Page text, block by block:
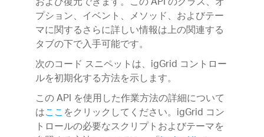
プション、イベント、メソッド、およびテー
マに関するさらに詳しい情報は上の関連する
タブの下で入手可能です。
次のコード スニペットは、igGrid コントロー
ルを初期化する方法を示します。
この API を使用した作業方法の詳細について
はここをクリックしてください。igGrid コン
トロールの必要なスクリプトおよびテーマを